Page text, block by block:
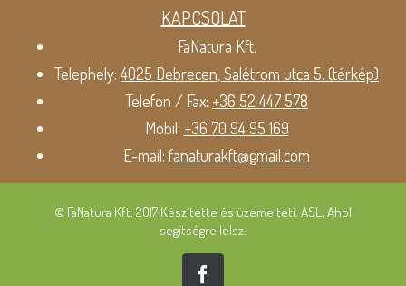
KAPCSOLAT
FaNatura Kft.
Telephely:4025 Debrecen, Salétrom utca 5. (térkép)
Telefon / Fax: +36 52 447 578
Mobil: +36 70 94 95 169
E-mail: fanaturakft@gmail.com
© FaNatura Kft. 2017 Készítette és üzemelteti: ASL, Ahol
segítségre lelsz.